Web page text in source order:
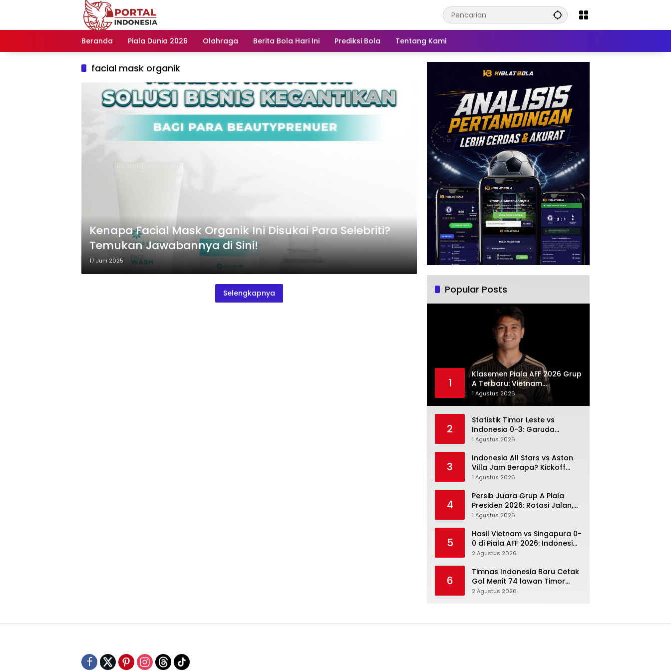
Beranda
Piala Dunia 2026 Olahraga Berita Bola Hari Ini Prediksi Bola Tentang Kami
facial mask organik
Kenapa Facial Mask Organik Ini Disukai Para Selebriti?
Temukan Jawabannya di Sini!
17 Juni 2025
Selengkapnya Popular Posts
1
Klasemen Piala AFF 2026 Grup
A Terbaru: Vietnam
Memimpin, Indonesia Turun ke
Posisi Tiga
1 Agustus 2026
2
Statistik Timor Leste vs
Indonesia 0-3: Garuda
Menang Besar Setelah
1 Agustus 2026
3
Indonesia All Stars vs Aston
Villa Jam Berapa? Kickoff
20.00 WIB dan Cara Nonton
1 Agustus 2026
4
Persib Juara Grup A Piala
Presiden 2026: Rotasi Jalan,
Tolic Punya Alasan untuk
1 Agustus 2026
5
Hasil Vietnam vs Singapura 0-
0 di Piala AFF 2026: Indonesia
Kini Punya Jalan Terbuka
2 Agustus 2026
6
Timnas Indonesia Baru Cetak
Gol Menit 74 lawan Timor
Leste: Sabar, Rotasi, lalu
2 Agustus 2026